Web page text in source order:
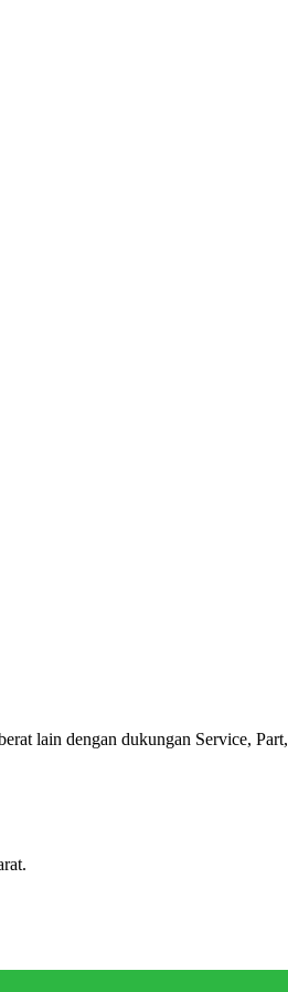
lain dengan dukungan Service,